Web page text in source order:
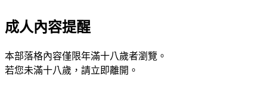
成人內容提醒
本部落格內容僅限年滿十八歲者瀏覽。
若您未滿十八歲，請立即離開。